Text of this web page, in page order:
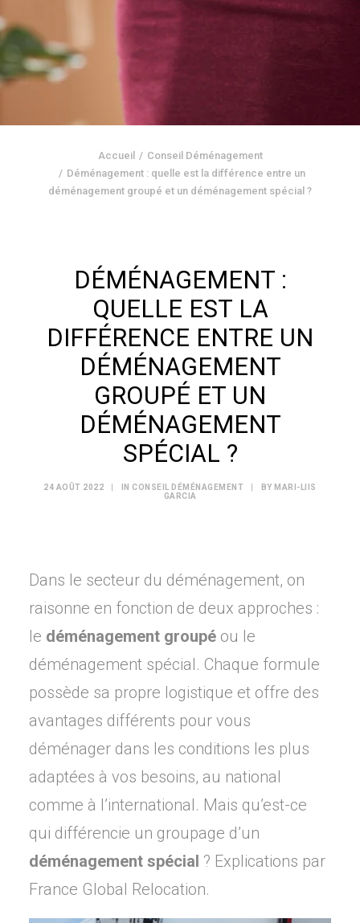
Accueil
Conseil Déménagement
Déménagement : quelle est la différence entre un
déménagement groupé et un déménagement spécial ?
DÉMÉNAGEMENT :
QUELLE EST LA
DIFFÉRENCE ENTRE UN
DÉMÉNAGEMENT
GROUPÉ ET UN
DÉMÉNAGEMENT
SPÉCIAL ?
24 AOÛT 2022 IN CONSEIL DÉMÉNAGEMENT BY MARI-LIIS
GARCIA
Dans le secteur du déménagement, on
raisonne en fonction de deux approches :
le déménagement groupé ou le
déménagement spécial. Chaque formule
possède sa propre logistique et offre des
avantages différents pour vous
déménager dans les conditions les plus
adaptées à vos besoins, au national
comme à l’international. Mais qu’est-ce
qui différencie un groupage d’un
déménagement spécial ? Explications par
France Global Relocation.